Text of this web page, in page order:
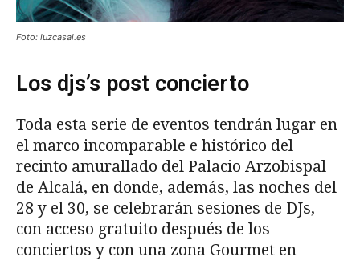
Foto: luzcasal.es
Los djs’s post concierto
Toda esta serie de eventos tendrán lugar en
el marco incomparable e histórico del
recinto amurallado del Palacio Arzobispal
de Alcalá, en donde, además, las noches del
28 y el 30, se celebrarán sesiones de DJs,
con acceso gratuito después de los
conciertos y con una zona Gourmet en